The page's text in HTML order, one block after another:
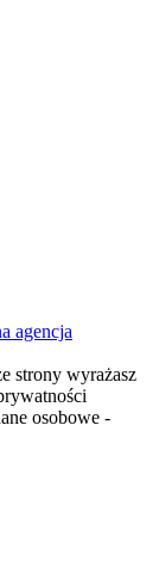
agencja
strony wyrażasz
osobowe -